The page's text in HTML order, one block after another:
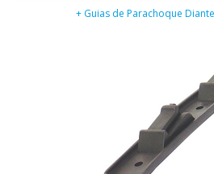
+ Guias de Parachoque